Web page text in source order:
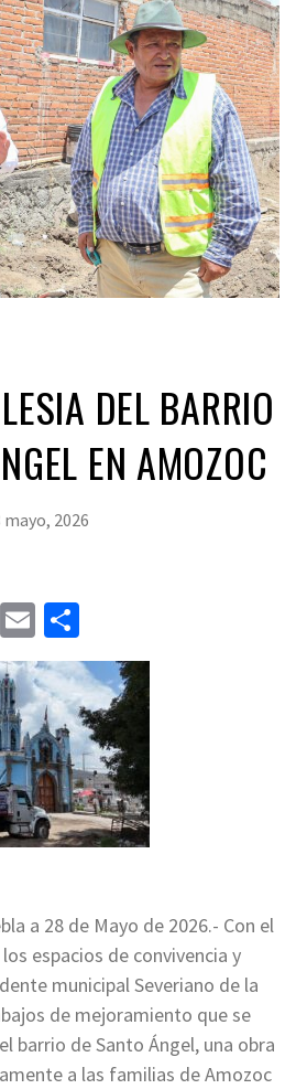
DEL BARRIO
EN AMOZOC
mayo, 2026
LinkedIn
Email
a 28 de Mayo de 2026.- Con el
espacios de convivencia y
municipal Severiano de la
de mejoramiento que se
barrio de Santo Ángel, una obra
a las familias de Amozoc